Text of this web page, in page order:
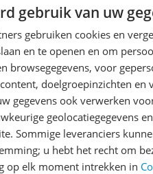
gebruik van uw
gebruiken cookies en
en te openen en om
browsegegevens, voor
doelgroepinzichten en
gegevens ook verwerken
geolocatiegegevens
Sommige leveranciers
u hebt het recht om
op elk moment intrekken in